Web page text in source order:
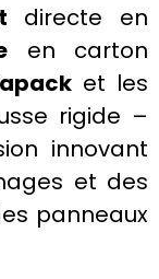
directe en
en carton
et les
rigide –
innovant
et des
panneaux